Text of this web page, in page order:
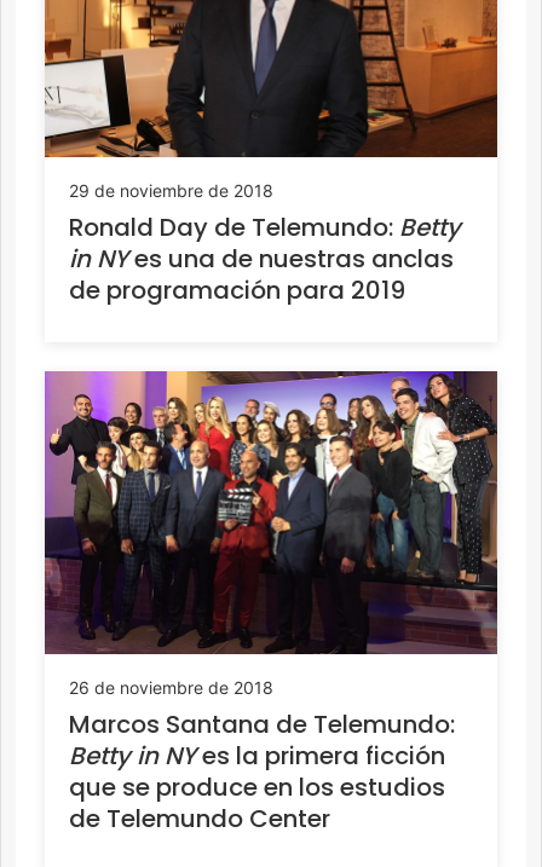
29 de noviembre de 2018
Ronald Day de Telemundo: Betty
in NYes una de nuestras anclas
de programación para 2019
26 de noviembre de 2018
Marcos Santana de Telemundo:
Betty in NYes la primera ficción
que se produce en los estudios
de Telemundo Center